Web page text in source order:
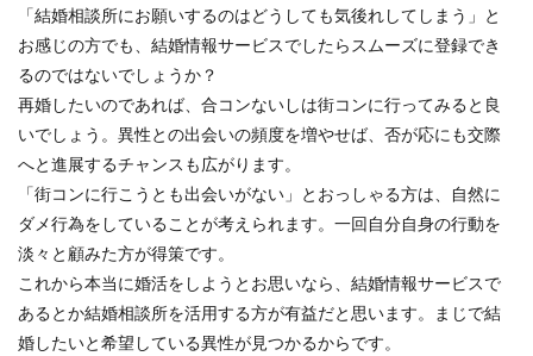
「結婚相談所にお願いするのはどうしても気後れしてしまう」と
お感じの方でも、結婚情報サービスでしたらスムーズに登録でき
るのではないでしょうか？
再婚したいのであれば、合コンないしは街コンに行ってみると良
いでしょう。異性との出会いの頻度を増やせば、否が応にも交際
へと進展するチャンスも広がります。
「街コンに行こうとも出会いがない」とおっしゃる方は、自然に
ダメ行為をしていることが考えられます。一回自分自身の行動を
淡々と顧みた方が得策です。
これから本当に婚活をしようとお思いなら、結婚情報サービスで
あるとか結婚相談所を活用する方が有益だと思います。まじで結
婚したいと希望している異性が見つかるからです。